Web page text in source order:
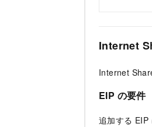
Internet
Internet
EIP の要件
追加する EIP